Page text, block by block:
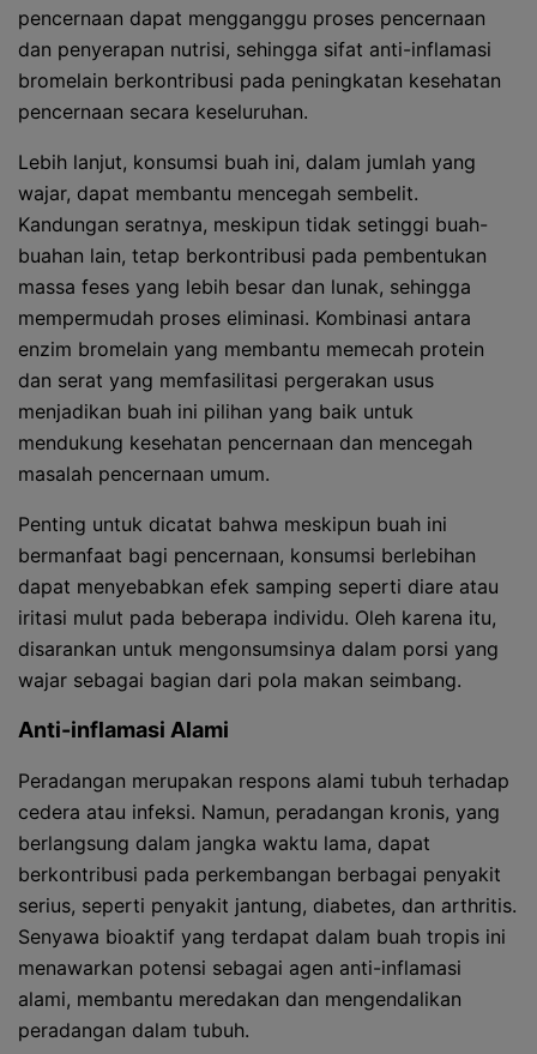
pencernaan dapat mengganggu proses pencernaan
dan penyerapan nutrisi, sehingga sifat anti-inflamasi
bromelain berkontribusi pada peningkatan kesehatan
pencernaan secara keseluruhan.
Lebih lanjut, konsumsi buah ini, dalam jumlah yang
wajar, dapat membantu mencegah sembelit.
Kandungan seratnya, meskipun tidak setinggi buah-
buahan lain, tetap berkontribusi pada pembentukan
massa feses yang lebih besar dan lunak, sehingga
mempermudah proses eliminasi. Kombinasi antara
enzim bromelain yang membantu memecah protein
dan serat yang memfasilitasi pergerakan usus
menjadikan buah ini pilihan yang baik untuk
mendukung kesehatan pencernaan dan mencegah
masalah pencernaan umum.
Penting untuk dicatat bahwa meskipun buah ini
bermanfaat bagi pencernaan, konsumsi berlebihan
dapat menyebabkan efek samping seperti diare atau
iritasi mulut pada beberapa individu. Oleh karena itu,
disarankan untuk mengonsumsinya dalam porsi yang
wajar sebagai bagian dari pola makan seimbang.
Anti-inflamasi Alami
Peradangan merupakan respons alami tubuh terhadap
cedera atau infeksi. Namun, peradangan kronis, yang
berlangsung dalam jangka waktu lama, dapat
berkontribusi pada perkembangan berbagai penyakit
serius, seperti penyakit jantung, diabetes, dan arthritis.
Senyawa bioaktif yang terdapat dalam buah tropis ini
menawarkan potensi sebagai agen anti-inflamasi
alami, membantu meredakan dan mengendalikan
peradangan dalam tubuh.